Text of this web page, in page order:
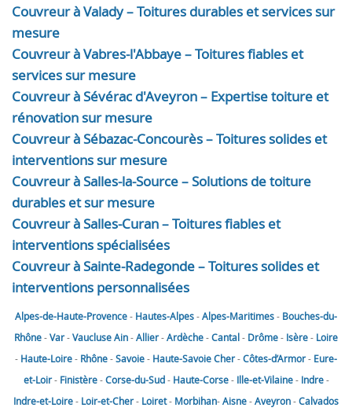
Couvreur à Valady – Toitures durables et services sur
mesure
Couvreur à Vabres-l'Abbaye – Toitures fiables et
services sur mesure
Couvreur à Sévérac d'Aveyron – Expertise toiture et
rénovation sur mesure
Couvreur à Sébazac-Concourès – Toitures solides et
interventions sur mesure
Couvreur à Salles-la-Source – Solutions de toiture
durables et sur mesure
Couvreur à Salles-Curan – Toitures fiables et
interventions spécialisées
Couvreur à Sainte-Radegonde – Toitures solides et
interventions personnalisées
Alpes-de-Haute-Provence- Hautes-Alpes-Alpes-Maritimes- Bouches-du-
Rhône-Var-VaucluseAin-Allier-Ardèche-Cantal- Drôme- Isère- Loire
- Haute-Loire- Rhône-Savoie- Haute-SavoieCher-Côtes-d’Armor- Eure-
et-Loir- Finistère-Corse-du-Sud- Haute-Corse- Ille-et-Vilaine- Indre-
Indre-et-Loire- Loir-et-Cher- Loiret- Morbihan-Aisne-Aveyron-Calvados